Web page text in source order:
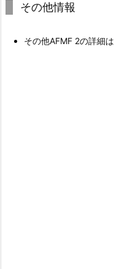
その他情報
その他AFMF 2の詳細は